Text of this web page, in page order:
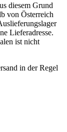
diesem Grund
von Österreich
Lieferadresse.
ist nicht
in der Regel